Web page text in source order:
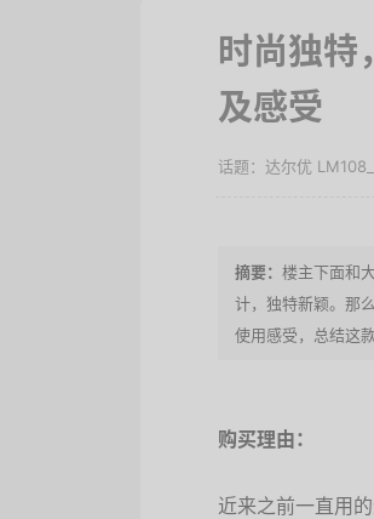
时尚独特
及感受
达尔优
楼主下面和
计，独特新颖。那
使用感受，总结这
购买理由：
近来之前一直用